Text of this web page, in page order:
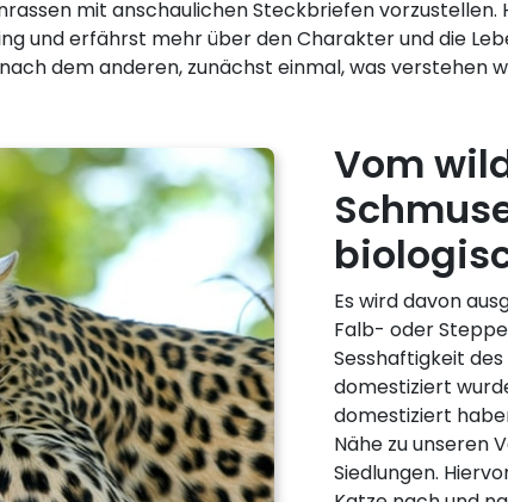
mit anschaulichen Steckbriefen
und erfährst mehr über den Charakter und die
dem anderen, zunächst einmal, was verstehen
Vom
Es wird davon
Falb- oder
Sesshaftigkeit
domestiziert
domestiziert
Nähe zu unseren
Siedlungen.